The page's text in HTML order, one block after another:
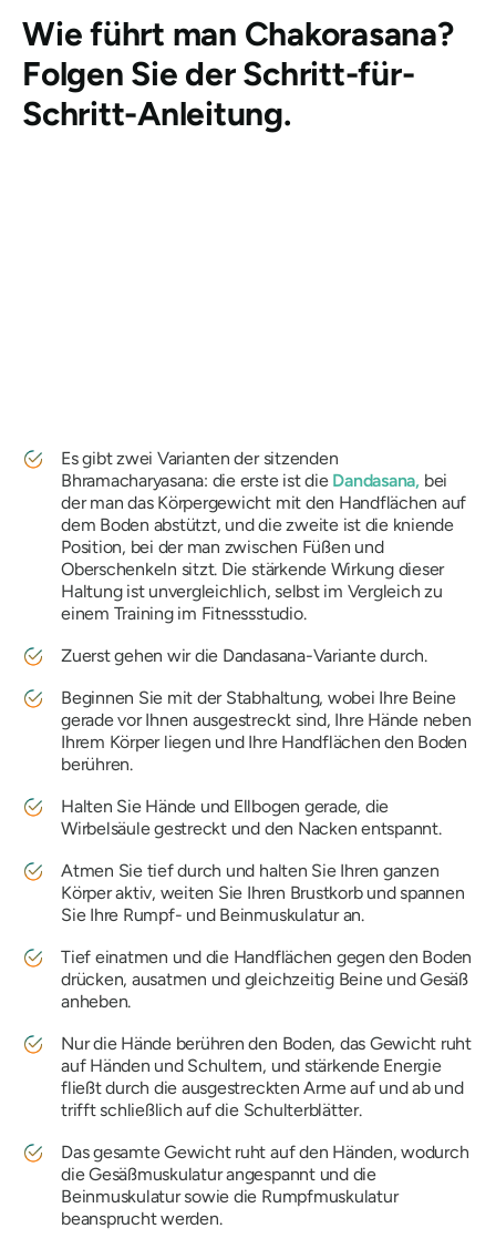
Wie führt man Chakorasana?
Folgen Sie der Schritt-für-
Schritt-Anleitung.
Es gibt zwei Varianten der sitzenden
Bhramacharyasana: die erste ist die Dandasana,bei
der man das Körpergewicht mit den Handflächen auf
dem Boden abstützt, und die zweite ist die kniende
Position, bei der man zwischen Füßen und
Oberschenkeln sitzt. Die stärkende Wirkung dieser
Haltung ist unvergleichlich, selbst im Vergleich zu
einem Training im Fitnessstudio.
Zuerst gehen wir die Dandasana-Variante durch.
Beginnen Sie mit der Stabhaltung, wobei Ihre Beine
gerade vor Ihnen ausgestreckt sind, Ihre Hände neben
Ihrem Körper liegen und Ihre Handflächen den Boden
berühren.
Halten Sie Hände und Ellbogen gerade, die
Wirbelsäule gestreckt und den Nacken entspannt.
Atmen Sie tief durch und halten Sie Ihren ganzen
Körper aktiv, weiten Sie Ihren Brustkorb und spannen
Sie Ihre Rumpf- und Beinmuskulatur an.
Tief einatmen und die Handflächen gegen den Boden
drücken, ausatmen und gleichzeitig Beine und Gesäß
anheben.
Nur die Hände berühren den Boden, das Gewicht ruht
auf Händen und Schultern, und stärkende Energie
fließt durch die ausgestreckten Arme auf und ab und
trifft schließlich auf die Schulterblätter.
Das gesamte Gewicht ruht auf den Händen, wodurch
die Gesäßmuskulatur angespannt und die
Beinmuskulatur sowie die Rumpfmuskulatur
beansprucht werden.